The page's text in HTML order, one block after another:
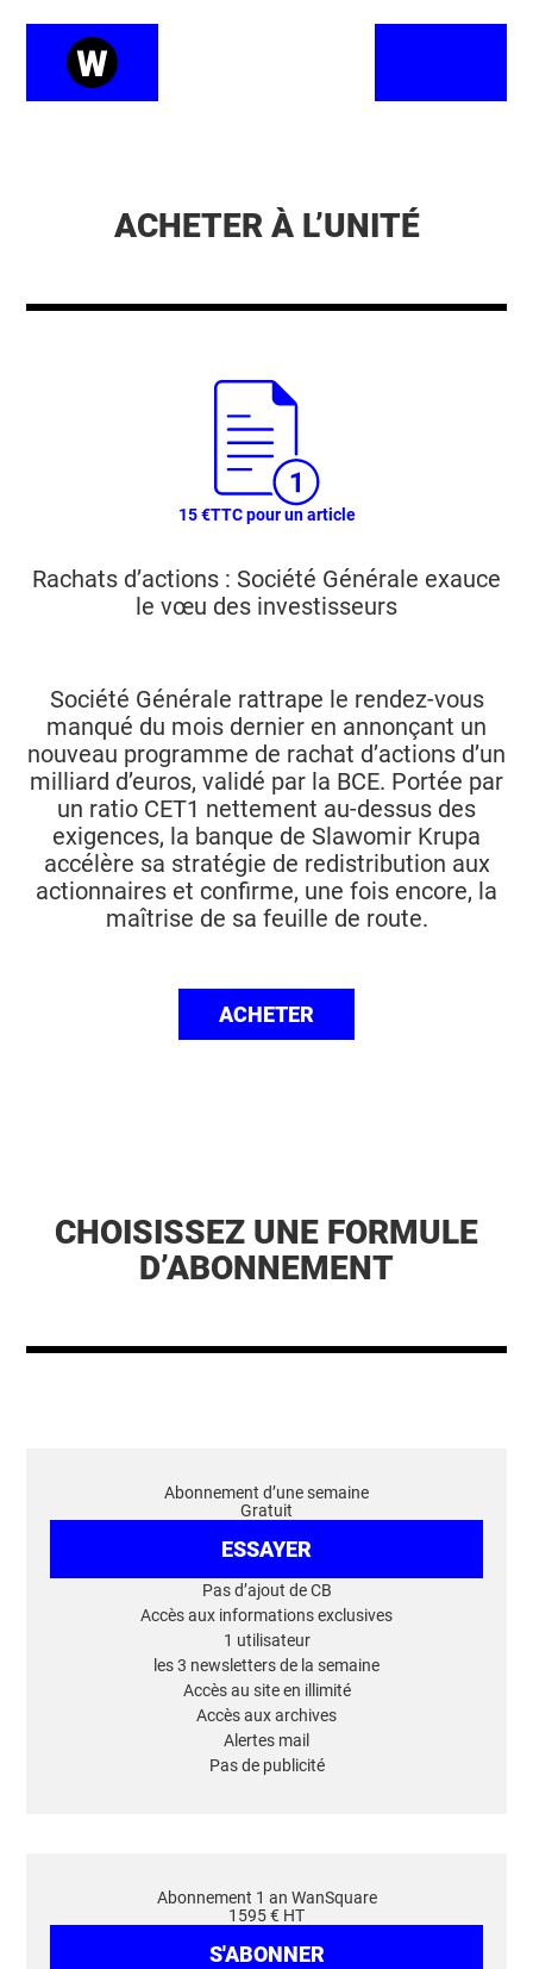
ACHETER À L’UNITÉ
15 €TTC pour un article
Rachats d’actions : Société Générale exauce
le vœu des investisseurs
Société Générale rattrape le rendez-vous
manqué du mois dernier en annonçant un
nouveau programme de rachat d’actions d’un
milliard d’euros, validé par la BCE. Portée par
un ratio CET1 nettement au-dessus des
exigences, la banque de Slawomir Krupa
accélère sa stratégie de redistribution aux
actionnaires et confirme, une fois encore, la
maîtrise de sa feuille de route.
ACHETER
CHOISISSEZ UNE FORMULE
D’ABONNEMENT
Abonnement d’une semaine
Gratuit
ESSAYER
Pas d’ajout de CB
Accès aux informations exclusives
1 utilisateur
les 3 newsletters de la semaine
Accès au site en illimité
Accès aux archives
Alertes mail
Pas de publicité
Abonnement 1 an WanSquare
1595 € HT
S'ABONNER